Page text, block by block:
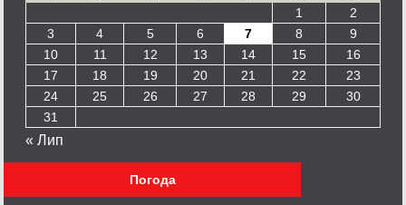
1
2
3
4 5 6 7 8
9
10
11 12 13 14 15
16
17
18 19 20 21 22
23
24
25 26 27 28 29
30
31
« Лип
Погода